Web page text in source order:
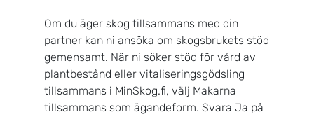
Om du äger skog tillsammans med din
partner kan ni ansöka om skogsbrukets stöd
gemensamt. När ni söker stöd för vård av
plantbestånd eller vitaliseringsgödsling
tillsammans i MinSkog.fi, välj Makarna
tillsammans som ägandeform. Svara Ja på